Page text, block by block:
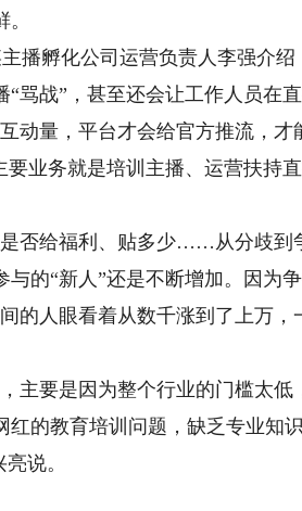
播孵化公司运营负责人李强介绍
骂战”，甚至还会让工作人员在
动量，平台才会给官方推流，才
业务就是培训主播、运营扶持
给福利、贴多少……从分歧到
的“新人”还是不断增加。因为
的人眼看着从数千涨到了上万，
要是因为整个行业的门槛太低
的教育培训问题，缺乏专业知
说。